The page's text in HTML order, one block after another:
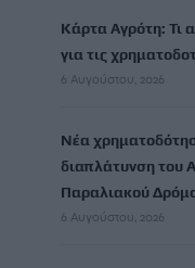
Κάρτα Αγρότη: Τι
για τις
6 Αυγούστου, 2026
Νέα
διαπλάτυνση του
Παραλιακού
6 Αυγούστου, 2026